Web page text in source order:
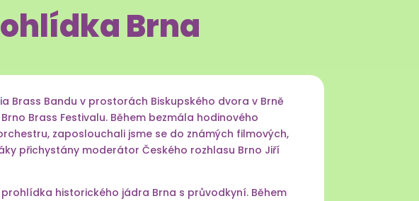
Brna
Brass Bandu v prostorách Biskupského dvora v Brně
Brass Festivalu. Během bezmála hodinového
zaposlouchali jsme se do známých filmových,
přichystány moderátor Českého rozhlasu Brno Jiří
historického jádra Brna s průvodkyní. Během